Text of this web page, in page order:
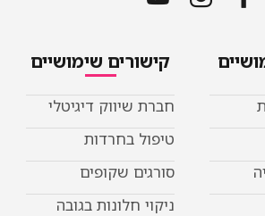
קישורים שימושיים
חברת שיווק דיגיטלי
טיפול בחרדות
סורגים שקופים
ניקוי חלונות בגובה